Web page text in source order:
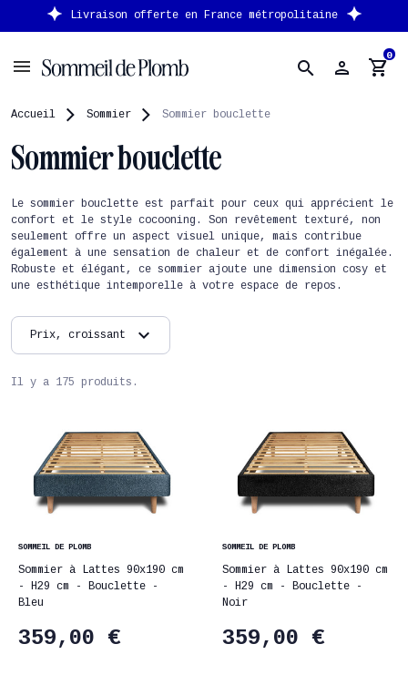
en France métropolitaine Nouveau client :
search person shopping_cart0
Accueil Sommier Sommier bouclette
Sommier bouclette
Le sommier bouclette est parfait pour ceux qui apprécient le
confort et le style cocooning. Son revêtement texturé, non
seulement offre un aspect visuel unique, mais contribue
également à une sensation de chaleur et de confort inégalée.
Robuste et élégant, ce sommier ajoute une dimension cosy et
une esthétique intemporelle à votre espace de repos.
Il y a 175 produits.
Prix, croissant expand_more
SOMMEIL DE PLOMB
Sommier à Lattes 90x190 cm
- H29 cm - Bouclette -
Bleu
359,00 €
SOMMEIL DE PLOMB
Sommier à Lattes 90x190 cm
- H29 cm - Bouclette -
Noir
359,00 €